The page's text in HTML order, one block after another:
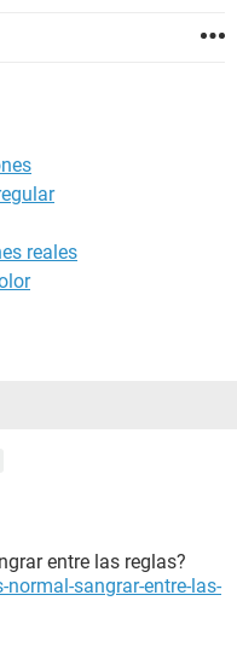
reales
entre las reglas?
sangrar-entre-las-